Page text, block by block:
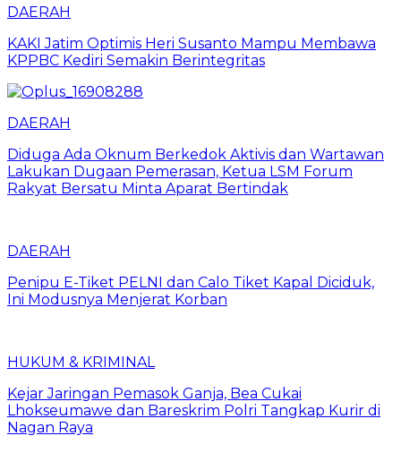
DAERAH
KAKI Jatim Optimis Heri Susanto Mampu Membawa
KPPBC Kediri Semakin Berintegritas
DAERAH
Diduga Ada Oknum Berkedok Aktivis dan Wartawan
Lakukan Dugaan Pemerasan, Ketua LSM Forum
Rakyat Bersatu Minta Aparat Bertindak
DAERAH
Penipu E-Tiket PELNI dan Calo Tiket Kapal Diciduk,
Ini Modusnya Menjerat Korban
HUKUM & KRIMINAL
Kejar Jaringan Pemasok Ganja, Bea Cukai
Lhokseumawe dan Bareskrim Polri Tangkap Kurir di
Nagan Raya